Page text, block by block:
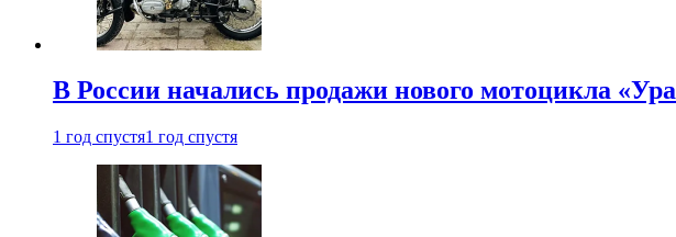
В России начались продажи нового мотоцикла
1 год спустя1 год спустя